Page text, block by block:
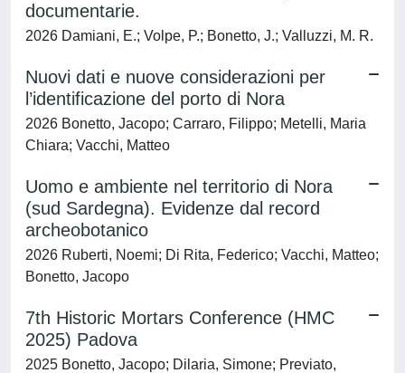
documentarie.
2026 Damiani, E.; Volpe, P.; Bonetto, J.; Valluzzi, M. R.
Nuovi dati e nuove considerazioni per
l’identificazione del porto di Nora
2026 Bonetto, Jacopo; Carraro, Filippo; Metelli, Maria
Chiara; Vacchi, Matteo
Uomo e ambiente nel territorio di Nora
(sud Sardegna). Evidenze dal record
archeobotanico
2026 Ruberti, Noemi; Di Rita, Federico; Vacchi, Matteo;
Bonetto, Jacopo
7th Historic Mortars Conference (HMC
2025) Padova
2025 Bonetto, Jacopo; Dilaria, Simone; Previato,